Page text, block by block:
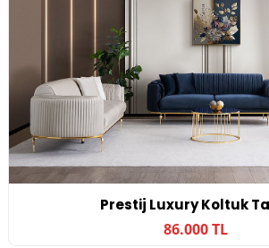
Prestij Luxury Koltuk
86.000 TL